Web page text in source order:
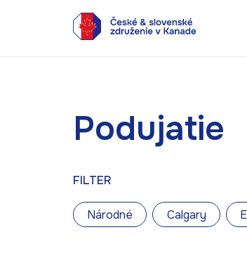
Podujatie
FILTER
Národné Calgary